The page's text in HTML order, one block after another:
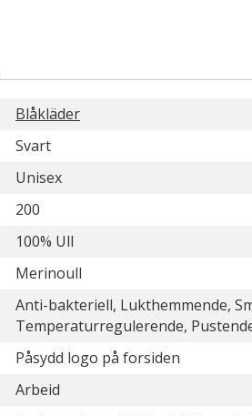
Blåkläder
Svart
Unisex
200
100% Ull
Merinoull
Anti-bakteriell, Lukthemmende,
Temperaturregulerende,
Påsydd logo på forsiden
Arbeid